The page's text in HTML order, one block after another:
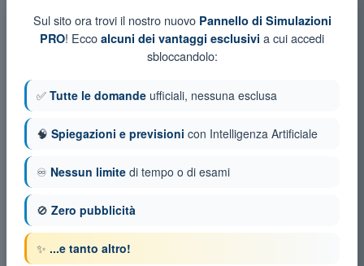
Sul sito ora trovi il nostro nuovo Pannello di Simulazioni
PRO! Ecco alcuni dei vantaggi esclusivi a cui accedi
sbloccandolo:
✅ Tutte le domande ufficiali, nessuna esclusa
🧠 Spiegazioni e previsioni con Intelligenza Artificiale
♾️ Nessun limite di tempo o di esami
🚫 Zero pubblicità
✨ ...e tanto altro!